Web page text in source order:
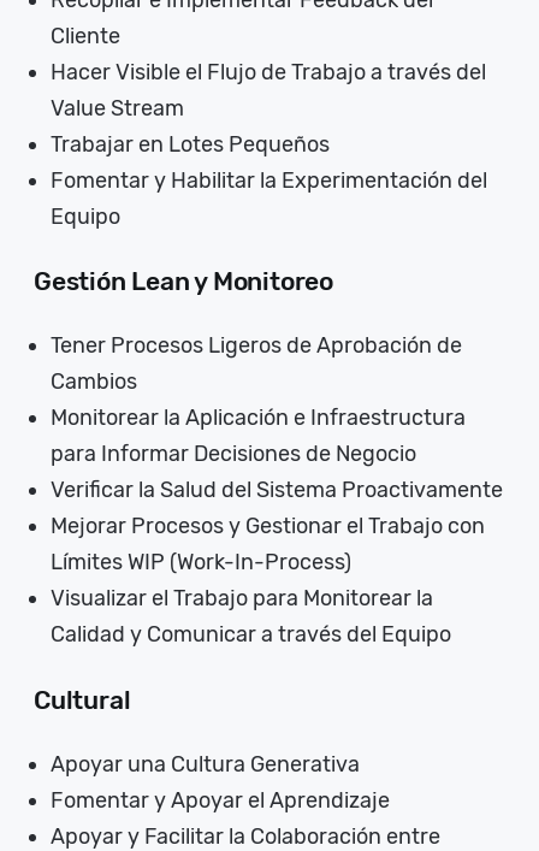
Cliente
Hacer Visible el Flujo de Trabajo a través del
Value Stream
Trabajar en Lotes Pequeños
Fomentar y Habilitar la Experimentación del
Equipo
Gestión Lean y Monitoreo
Tener Procesos Ligeros de Aprobación de
Cambios
Monitorear la Aplicación e Infraestructura
para Informar Decisiones de Negocio
Verificar la Salud del Sistema Proactivamente
Mejorar Procesos y Gestionar el Trabajo con
Límites WIP (Work-In-Process)
Visualizar el Trabajo para Monitorear la
Calidad y Comunicar a través del Equipo
Cultural
Apoyar una Cultura Generativa
Fomentar y Apoyar el Aprendizaje
Apoyar y Facilitar la Colaboración entre